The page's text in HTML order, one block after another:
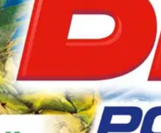
Toimitus
Ei saatavilla
100 €:n tilauksille Postin
toimitettavia tuotteita.